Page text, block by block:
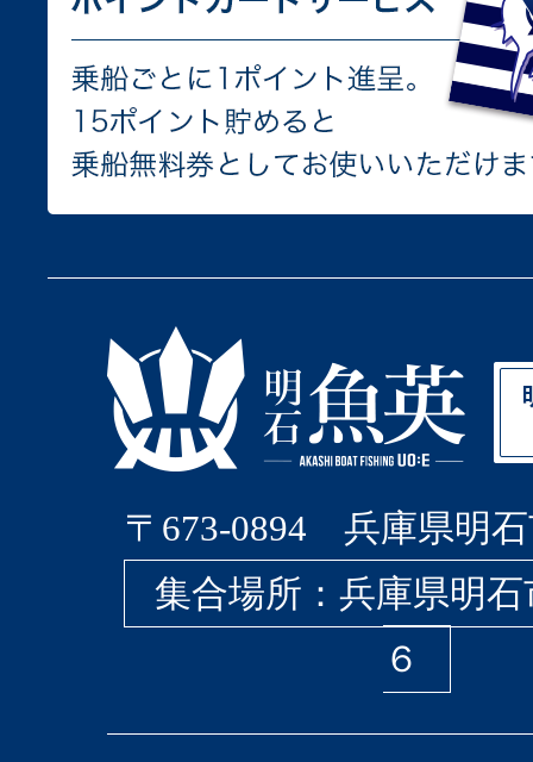
〒673-0894 兵庫県明石
集合場所：兵庫県明
６